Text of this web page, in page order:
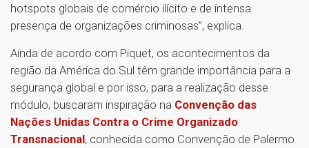
hotspots globais de comércio ilícito e de intensa
presença de organizações criminosas”, explica.
Ainda de acordo com Piquet, os acontecimentos da
região da América do Sul têm grande importância para a
segurança global e por isso, para a realização desse
módulo, buscaram inspiração na Convenção das
Nações Unidas Contra o Crime Organizado
Transnacional, conhecida como Convenção de Palermo.